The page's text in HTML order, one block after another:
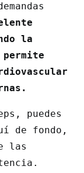
la
puedes
de fondo,
las